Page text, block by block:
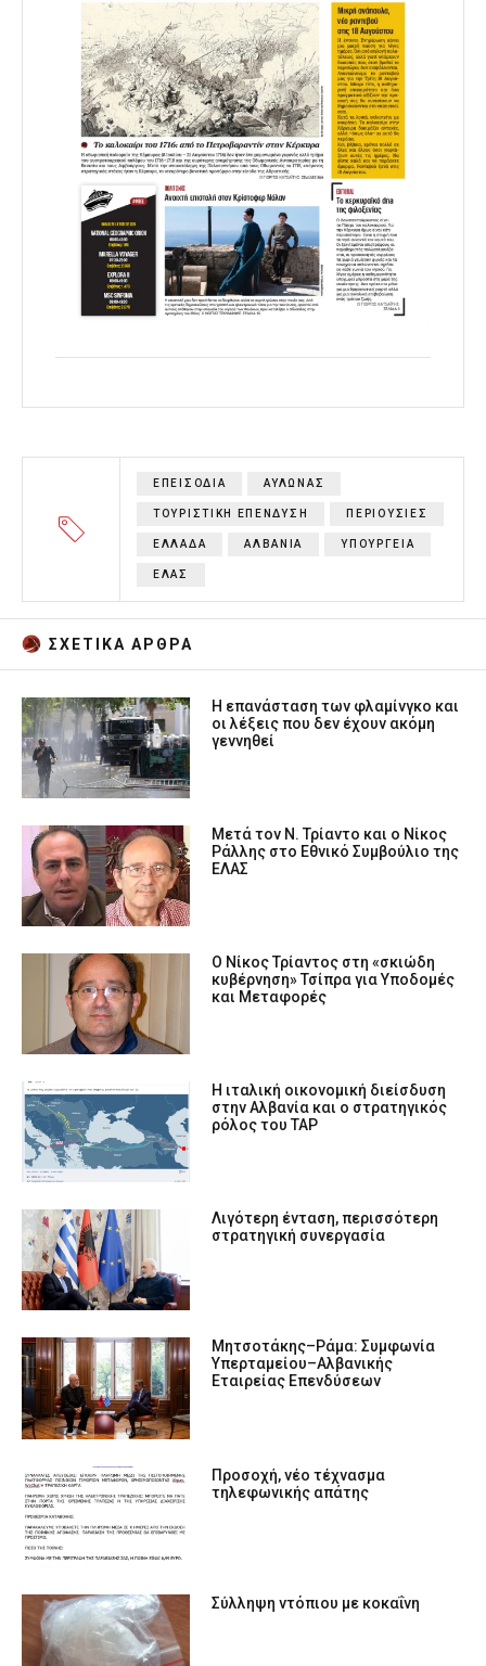
ΕΠΕΙΣΟΔΙΑ ΑΥΛΩΝΑΣ
ΤΟΥΡΙΣΤΙΚΗ ΕΠΕΝΔΥΣΗ ΠΕΡΙΟΥΣΙΕΣ
ΕΛΛΑΔΑ ΑΛΒΑΝΙΑ ΥΠΟΥΡΓΕΙΑ
ΕΛΑΣ
ΣΧΕΤΙΚA AΡΘΡΑ
Η επανάσταση των φλαμίνγκο και
οι λέξεις που δεν έχουν ακόμη
γεννηθεί
Μετά τον Ν. Τρίαντο και ο Νίκος
Ράλλης στο Εθνικό Συμβούλιο της
ΕΛΑΣ
Ο Νίκος Τρίαντος στη «σκιώδη
κυβέρνηση» Τσίπρα για Υποδομές
και Μεταφορές
Η ιταλική οικονομική διείσδυση
στην Αλβανία και ο στρατηγικός
ρόλος του TAP
Λιγότερη ένταση, περισσότερη
στρατηγική συνεργασία
Μητσοτάκης–Ράμα: Συμφωνία
Υπερταμείου–Αλβανικής
Εταιρείας Επενδύσεων
Προσοχή, νέο τέχνασμα
τηλεφωνικής απάτης
Σύλληψη ντόπιου με κοκαΐνη